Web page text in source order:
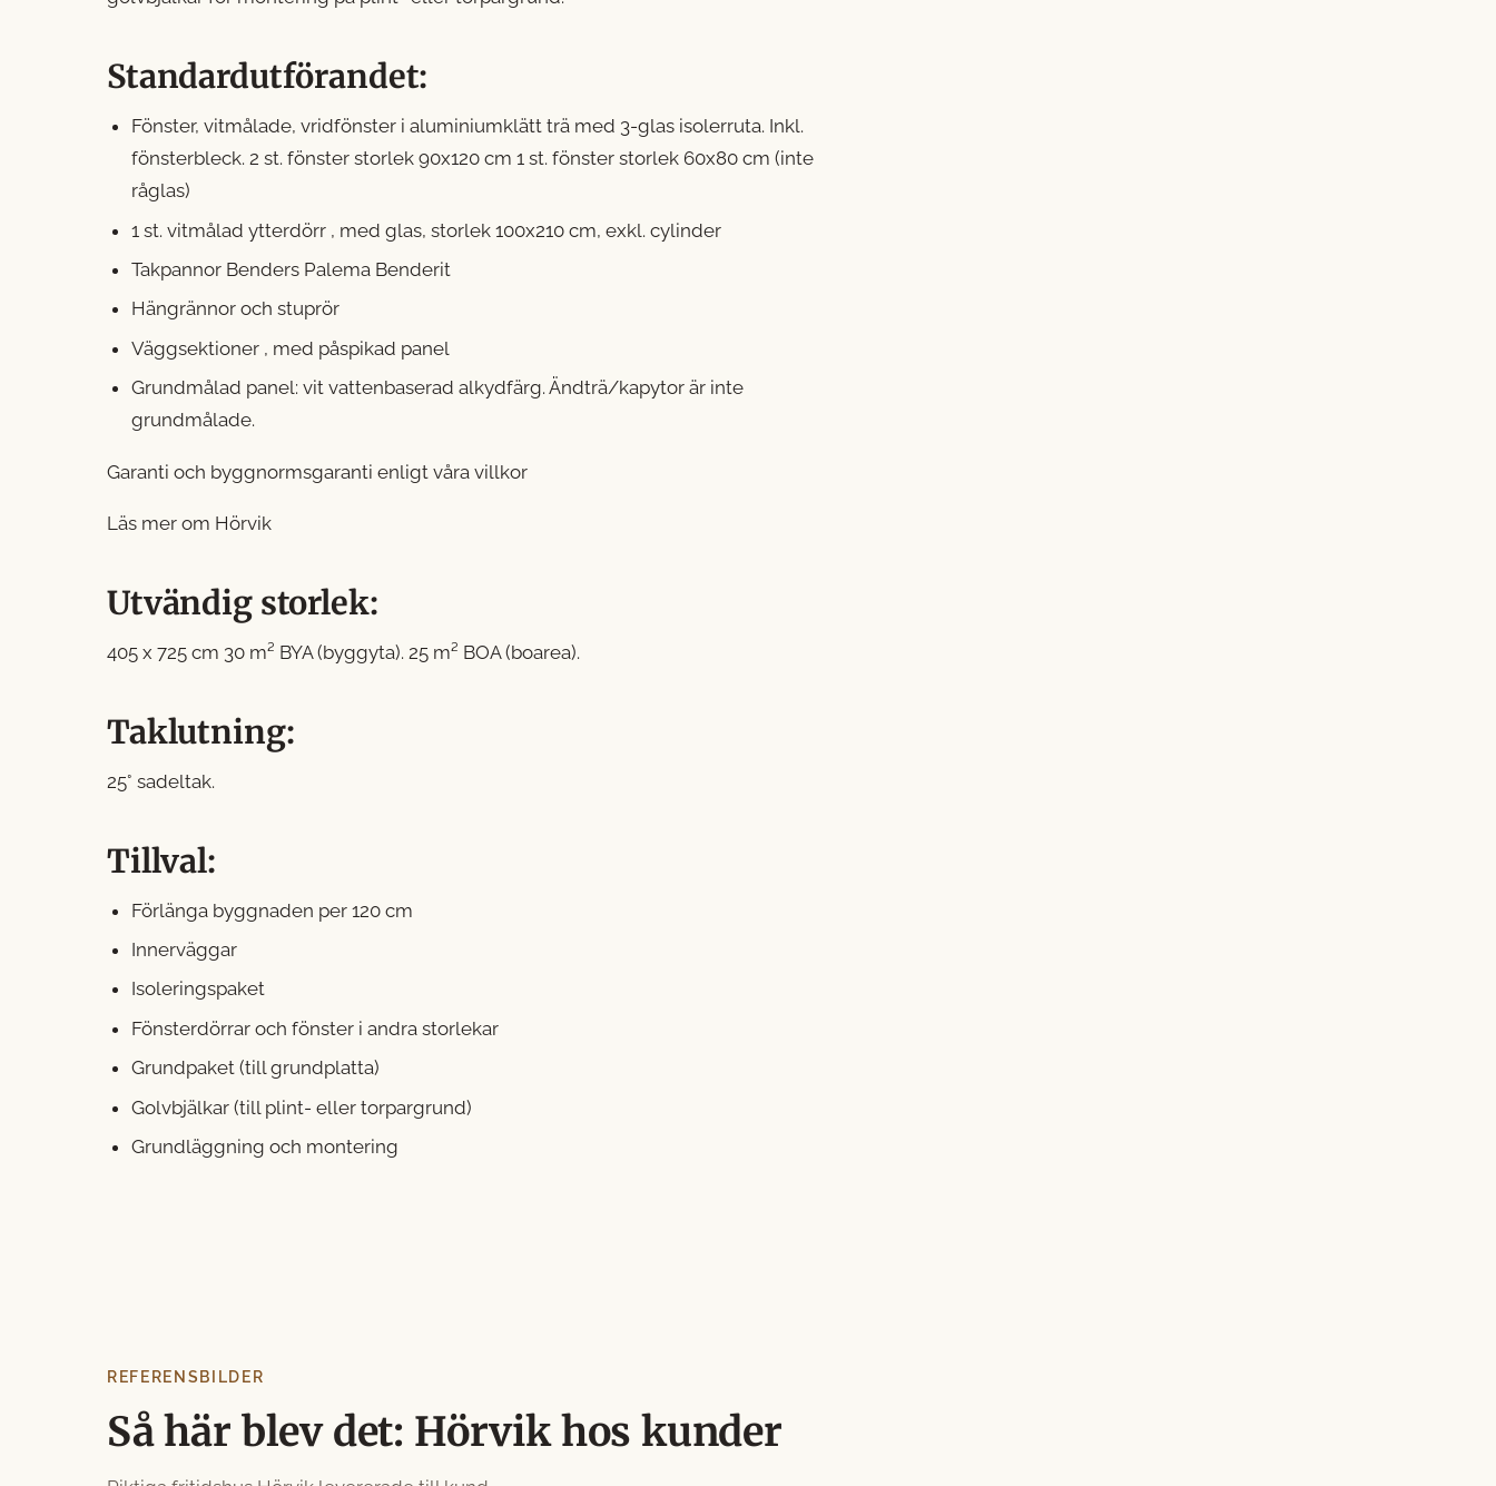
Standardutförandet:
Fönster, vitmålade, vridfönster i aluminiumklätt trä med 3-glas isolerruta. Inkl.
fönsterbleck. 2 st. fönster storlek 90x120 cm 1 st. fönster storlek 60x80 cm (inte
råglas)
1 st. vitmålad ytterdörr , med glas, storlek 100x210 cm, exkl. cylinder
Takpannor Benders Palema Benderit
Hängrännor och stuprör
Väggsektioner , med påspikad panel
Grundmålad panel: vit vattenbaserad alkydfärg. Ändträ/kapytor är inte
grundmålade.
Garanti och byggnormsgaranti enligt våra villkor
Läs mer om Hörvik
Utvändig storlek:
405 x 725 cm 30 m² BYA (byggyta). 25 m² BOA (boarea).
Taklutning:
25° sadeltak.
Tillval:
Förlänga byggnaden per 120 cm
Innerväggar
Isoleringspaket
Fönsterdörrar och fönster i andra storlekar
Grundpaket (till grundplatta)
Golvbjälkar (till plint- eller torpargrund)
Grundläggning och montering
REFERENSBILDER
Så här blev det: Hörvik hos kunder